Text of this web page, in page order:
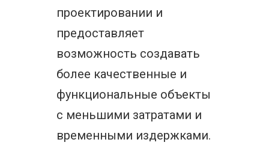
проектировании и
предоставляет
возможность создавать
более качественные и
функциональные объекты
с меньшими затратами и
временными издержками.